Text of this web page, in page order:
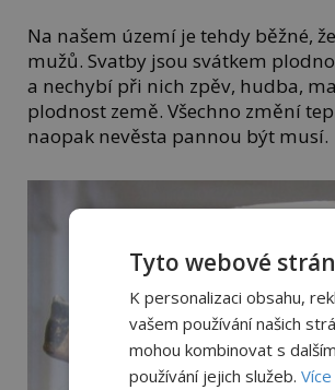
Na našem území je tehdy běžné,
mužů. Svatby jsou svátkem
a nechybí při nich zpěv, hudba,
plodnost země. Všechno změní
naopak nevěsta pannou být musí.
Tyto webové
K personalizaci obsahu,
vašem používání našich
mohou kombinovat s
používání jejich služeb.